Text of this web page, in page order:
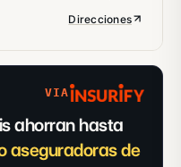
Direcciones
VIA
ahorran hasta
aseguradoras de